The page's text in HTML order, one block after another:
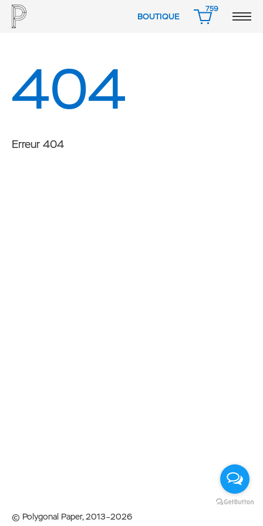
BOUTIQUE
759
PANIER
404
Erreur 404
© Polygonal Paper, 2013–2026